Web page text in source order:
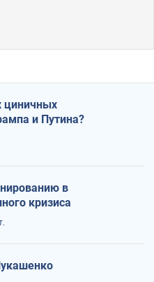
циничных
и Путина?
в
кризиса